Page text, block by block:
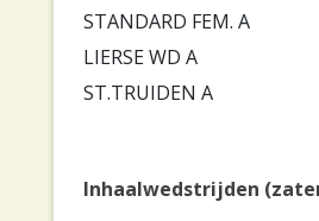
STANDARD FEM. A
LIERSE WD A
ST.TRUIDEN A
Inhaalwedstrijden